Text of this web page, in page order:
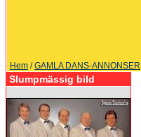
Hem /GAMLA DANS-ANNONSER
Slumpmässig bild